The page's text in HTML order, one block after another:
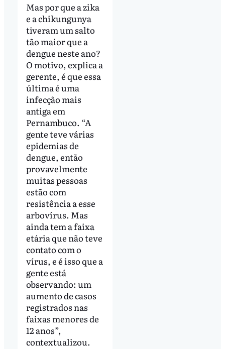
Mas por que a zika
e a chikungunya
tiveram um salto
tão maior que a
dengue neste ano?
O motivo, explica a
gerente, é que essa
última é uma
infecção mais
antiga em
Pernambuco. “A
gente teve várias
epidemias de
dengue, então
provavelmente
muitas pessoas
estão com
resistência a esse
arbovírus. Mas
ainda tem a faixa
etária que não teve
contato com o
vírus, e é isso que a
gente está
observando: um
aumento de casos
registrados nas
faixas menores de
12 anos”,
contextualizou.